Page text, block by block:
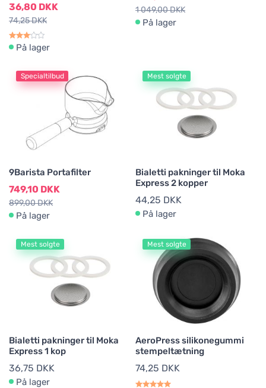
36,80 DKK
74,25 DKK
På lager
1 049,00 DKK
På lager
Specialtilbud
9Barista Portafilter
749,10 DKK
899,00 DKK
På lager
Mest solgte
Bialetti pakninger til Moka
Express 2 kopper
44,25 DKK
På lager
Mest solgte
Bialetti pakninger til Moka
Express 1 kop
36,75 DKK
På lager
Mest solgte
AeroPress silikonegummi
stempeltætning
74,25 DKK